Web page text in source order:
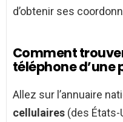
d’obtenir ses
Comment
téléphone d’une
Allez sur l’annuaire
cellulaires (des États-